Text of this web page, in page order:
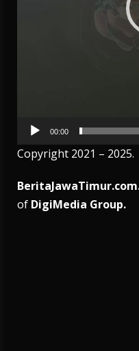
00:00
Copyright 2021 – 2025.
of DigiMedia Group.